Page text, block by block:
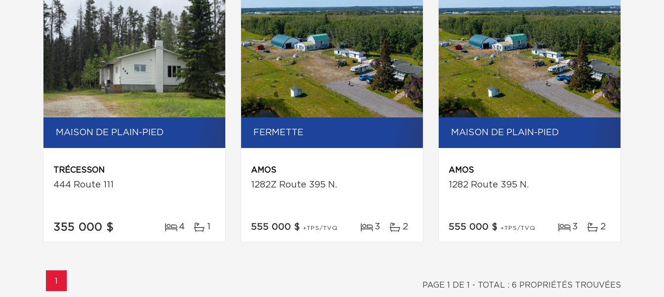
MAISON DE PLAIN-PIED
TRÉCESSON
444 Route 111
355 000 $ 4 1
FERMETTE
AMOS
1282Z Route 395 N.
555 000 $ +TPS/TVQ 3 2
MAISON DE PLAIN-PIED
AMOS
1282 Route 395 N.
555 000 $ +TPS/TVQ 3 2
1 PAGE 1 DE 1 - TOTAL : 6 PROPRIÉTÉS TROUVÉES